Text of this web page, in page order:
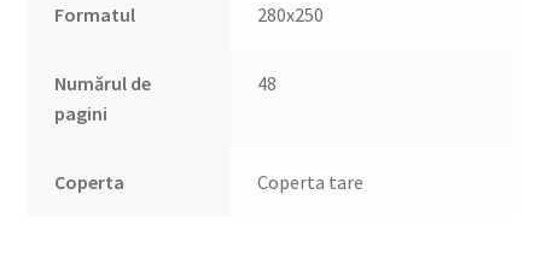
Formatul 280х250
Numărul de
pagini
48
Coperta Coperta tare